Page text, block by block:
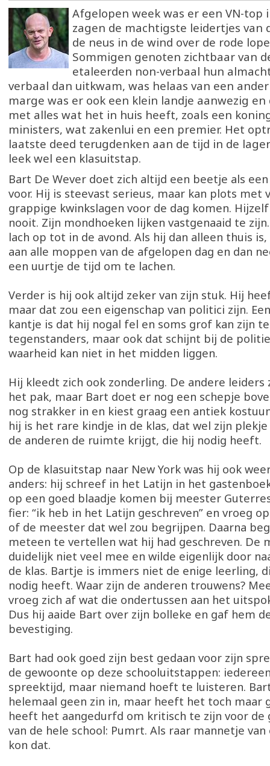
Afgelopen week was er een VN-top
zagen de machtigste leidertjes van
de neus in de wind over de rode
Sommigen genoten zichtbaar van
etaleerden non-verbaal hun
verbaal dan uitkwam, was helaas van een
marge was er ook een klein landje aanwezig
met alles wat het in huis heeft, zoals een
ministers, wat zakenlui en een premier. Het
laatste deed terugdenken aan de tijd in de
leek wel een klasuitstap.
Bart De Wever doet zich altijd een beetje als
voor. Hij is steevast serieus, maar kan plots met
grappige kwinkslagen voor de dag komen.
nooit. Zijn mondhoeken lijken vastgenaaid te
lach op tot in de avond. Als hij dan alleen thuis
aan alle moppen van de afgelopen dag en dan
een uurtje de tijd om te lachen.
Verder is hij ook altijd zeker van zijn stuk. Hij
maar dat zou een eigenschap van politici zijn.
kantje is dat hij nogal fel en soms grof kan zijn
tegenstanders, maar ook dat schijnt bij de
waarheid kan niet in het midden liggen.
Hij kleedt zich ook zonderling. De andere
het pak, maar Bart doet er nog een schepje
nog strakker in en kiest graag een antiek
hij is het rare kindje in de klas, dat wel zijn
de anderen de ruimte krijgt, die hij nodig heeft.
Op de klasuitstap naar New York was hij ook
anders: hij schreef in het Latijn in het
op een goed blaadje komen bij meester
fier: “ik heb in het Latijn geschreven” en vroeg
of de meester dat wel zou begrijpen. Daarna
meteen te vertellen wat hij had geschreven. De
duidelijk niet veel mee en wilde eigenlijk door
de klas. Bartje is immers niet de enige leerling,
nodig heeft. Waar zijn de anderen trouwens?
vroeg zich af wat die ondertussen aan het
Dus hij aaide Bart over zijn bolleke en gaf hem
bevestiging.
Bart had ook goed zijn best gedaan voor zijn
de gewoonte op deze schooluitstappen:
spreektijd, maar niemand hoeft te luisteren.
helemaal geen zin in, maar heeft het toch maar
heeft het aangedurfd om kritisch te zijn voor
van de hele school: Pumrt. Als raar mannetje
kon dat.